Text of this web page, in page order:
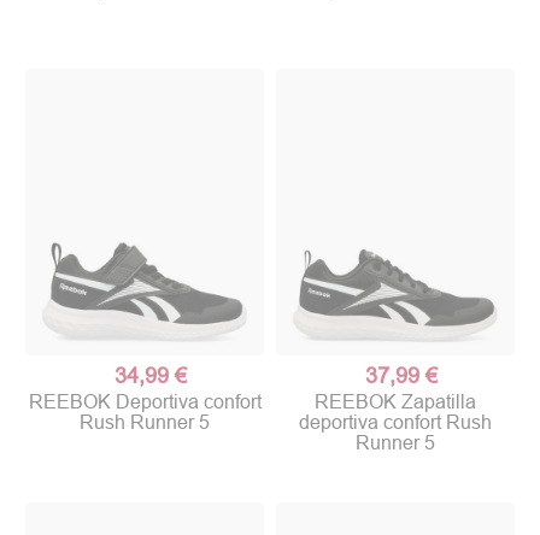
34,99 €
REEBOK Deportiva confort
Rush Runner 5
37,99 €
REEBOK Zapatilla
deportiva confort Rush
Runner 5